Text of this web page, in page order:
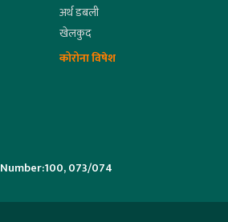
अर्थ डबली
खेलकुद
कोरोना विषेश
073/074